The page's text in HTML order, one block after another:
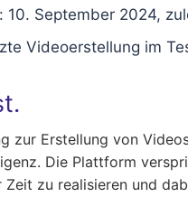
10. September 2024,
zur Erstellung von
Die Plattform
zu realisieren und